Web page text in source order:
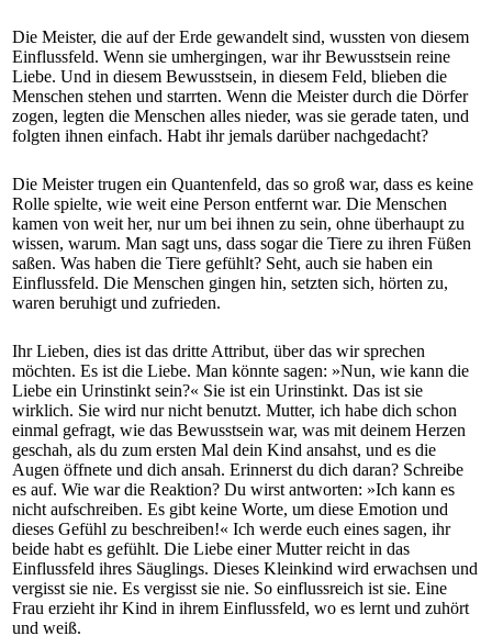
Die Meister, die auf der Erde gewandelt sind, wussten von diesem
Einflussfeld. Wenn sie umhergingen, war ihr Bewusstsein reine
Liebe. Und in diesem Bewusstsein, in diesem Feld, blieben die
Menschen stehen und starrten. Wenn die Meister durch die Dörfer
zogen, legten die Menschen alles nieder, was sie gerade taten, und
folgten ihnen einfach. Habt ihr jemals darüber nachgedacht?
Die Meister trugen ein Quantenfeld, das so groß war, dass es keine
Rolle spielte, wie weit eine Person entfernt war. Die Menschen
kamen von weit her, nur um bei ihnen zu sein, ohne überhaupt zu
wissen, warum. Man sagt uns, dass sogar die Tiere zu ihren Füßen
saßen. Was haben die Tiere gefühlt? Seht, auch sie haben ein
Einflussfeld. Die Menschen gingen hin, setzten sich, hörten zu,
waren beruhigt und zufrieden.
Ihr Lieben, dies ist das dritte Attribut, über das wir sprechen
möchten. Es ist die Liebe. Man könnte sagen: »Nun, wie kann die
Liebe ein Urinstinkt sein?« Sie ist ein Urinstinkt. Das ist sie
wirklich. Sie wird nur nicht benutzt. Mutter, ich habe dich schon
einmal gefragt, wie das Bewusstsein war, was mit deinem Herzen
geschah, als du zum ersten Mal dein Kind ansahst, und es die
Augen öffnete und dich ansah. Erinnerst du dich daran? Schreibe
es auf. Wie war die Reaktion? Du wirst antworten: »Ich kann es
nicht aufschreiben. Es gibt keine Worte, um diese Emotion und
dieses Gefühl zu beschreiben!« Ich werde euch eines sagen, ihr
beide habt es gefühlt. Die Liebe einer Mutter reicht in das
Einflussfeld ihres Säuglings. Dieses Kleinkind wird erwachsen und
vergisst sie nie. Es vergisst sie nie. So einflussreich ist sie. Eine
Frau erzieht ihr Kind in ihrem Einflussfeld, wo es lernt und zuhört
und weiß.